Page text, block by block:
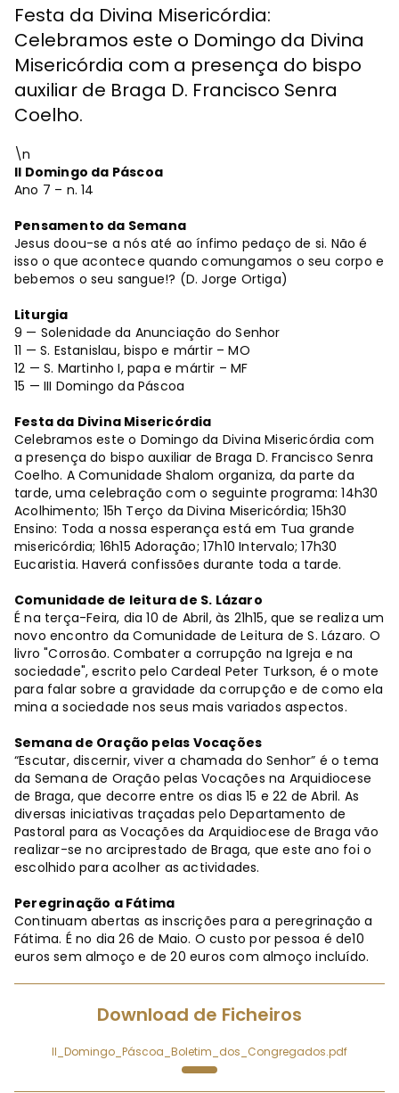
Festa da Divina Misericórdia:
Celebramos este o Domingo da Divina
Misericórdia com a presença do bispo
auxiliar de Braga D. Francisco Senra
Coelho.
\n
II Domingo da Páscoa
Ano 7 – n. 14
Pensamento da Semana
Jesus doou-se a nós até ao ínfimo pedaço de si. Não é
isso o que acontece quando comungamos o seu corpo e
bebemos o seu sangue!? (D. Jorge Ortiga)
Liturgia
9 — Solenidade da Anunciação do Senhor
11 — S. Estanislau, bispo e mártir – MO
12 — S. Martinho I, papa e mártir – MF
15 — III Domingo da Páscoa
Festa da Divina Misericórdia
Celebramos este o Domingo da Divina Misericórdia com
a presença do bispo auxiliar de Braga D. Francisco Senra
Coelho. A Comunidade Shalom organiza, da parte da
tarde, uma celebração com o seguinte programa: 14h30
Acolhimento; 15h Terço da Divina Misericórdia; 15h30
Ensino: Toda a nossa esperança está em Tua grande
misericórdia; 16h15 Adoração; 17h10 Intervalo; 17h30
Eucaristia. Haverá confissões durante toda a tarde.
Comunidade de leitura de S. Lázaro
É na terça-Feira, dia 10 de Abril, às 21h15, que se realiza um
novo encontro da Comunidade de Leitura de S. Lázaro. O
livro "Corrosão. Combater a corrupção na Igreja e na
sociedade", escrito pelo Cardeal Peter Turkson, é o mote
para falar sobre a gravidade da corrupção e de como ela
mina a sociedade nos seus mais variados aspectos.
Semana de Oração pelas Vocações
“Escutar, discernir, viver a chamada do Senhor” é o tema
da Semana de Oração pelas Vocações na Arquidiocese
de Braga, que decorre entre os dias 15 e 22 de Abril. As
diversas iniciativas traçadas pelo Departamento de
Pastoral para as Vocações da Arquidiocese de Braga vão
realizar-se no arciprestado de Braga, que este ano foi o
escolhido para acolher as actividades.
Peregrinação a Fátima
Continuam abertas as inscrições para a peregrinação a
Fátima. É no dia 26 de Maio. O custo por pessoa é de10
euros sem almoço e de 20 euros com almoço incluído.
Download de Ficheiros
II_Domingo_Páscoa_Boletim_dos_Congregados.pdf